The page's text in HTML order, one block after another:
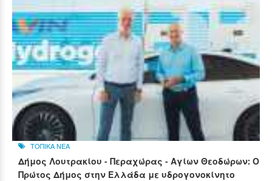
ΤΟΠΙΚΑ ΝΕΑ
Δήμος Λουτρακίου - Περαχώρας - Αγίων Θεοδώρων: Ο
Πρώτος Δήμος στην Ελλάδα με υδρογονοκίνητο